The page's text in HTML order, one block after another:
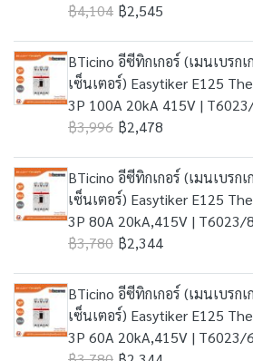
฿4,104 ฿2,545
BTicino อีซีทิกเกอร์ (เมนเบรก
เซ็นเตอร์) Easytiker E125
3P 100A 20kA 415V |
฿3,996 ฿2,478
BTicino อีซีทิกเกอร์ (เมนเบรก
เซ็นเตอร์) Easytiker E125
3P 80A 20kA,415V | T6023/
฿3,780 ฿2,344
BTicino อีซีทิกเกอร์ (เมนเบรก
เซ็นเตอร์) Easytiker E125
3P 60A 20kA,415V | T6023/